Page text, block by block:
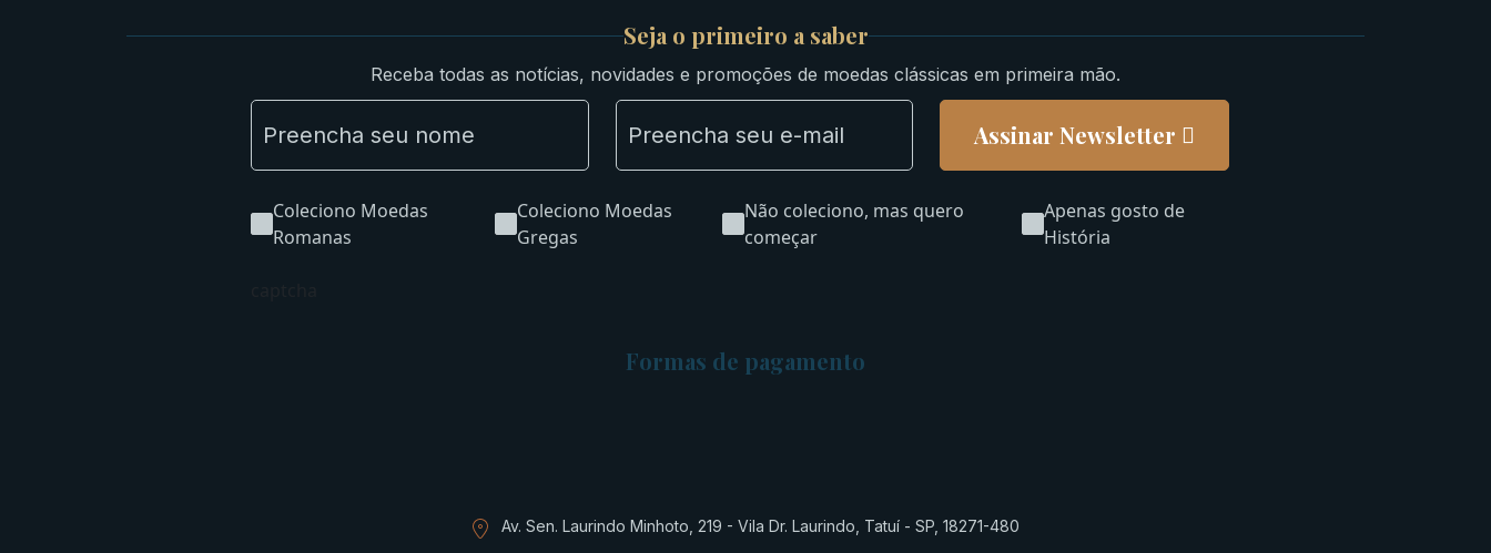
Seja o primeiro a saber
Receba todas as notícias, novidades e promoções de moedas clássicas em primeira mão.
Coleciono Moedas
Romanas
Coleciono Moedas
Gregas
Não coleciono, mas quero
começar
Apenas gosto de
História
Assinar Newsletter
Formas de pagamento
Av. Sen. Laurindo Minhoto, 219 - Vila Dr. Laurindo, Tatuí - SP, 18271-480